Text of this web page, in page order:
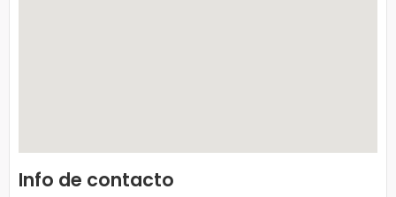
Info de contacto